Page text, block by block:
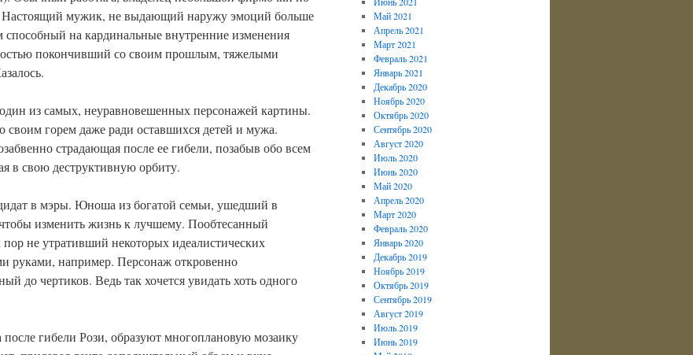
мужик, не выдающий наружу эмоций больше
на кардинальные внутренние изменения
покончивший со своим прошлым, тяжелыми
из самых, неуравновешенных персонажей картины.
своим горем даже ради оставшихся детей и мужа.
страдающая после ее гибели, позабыв обо всем
в свою деструктивную орбиту.
в мэры. Юноша из богатой семьи, ушедший в
изменить жизнь к лучшему. Пообтесанный
не утративший некоторых идеалистических
руками, например. Персонаж откровенно
до чертиков. Ведь так хочется увидать хоть одного
гибели Рози, образуют многоплановую мозаику
Май 2021
Апрель 2021
Март 2021
Февраль 2021
Январь 2021
Декабрь 2020
Ноябрь 2020
Октябрь 2020
Сентябрь 2020
Август 2020
Июль 2020
Июнь 2020
Май 2020
Апрель 2020
Март 2020
Февраль 2020
Январь 2020
Декабрь 2019
Ноябрь 2019
Октябрь 2019
Сентябрь 2019
Август 2019
Июль 2019
Июнь 2019